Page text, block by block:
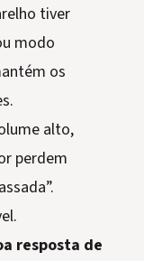
tiver
modo
os
alto,
perdem
resposta de